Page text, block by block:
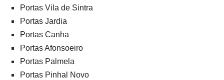
Portas Vila de Sintra
Portas Jardia
Portas Canha
Portas Afonsoeiro
Portas Palmela
Portas Pinhal Novo